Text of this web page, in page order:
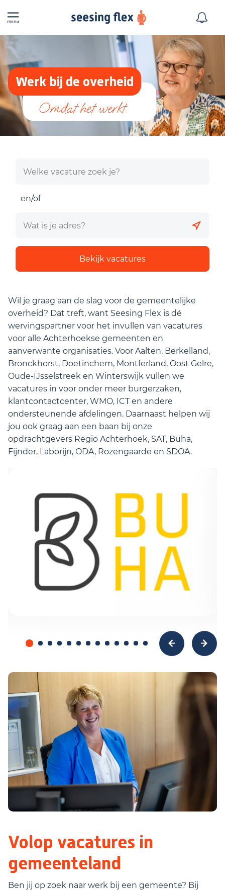
Werk bij de overheid
en/of
Bekijk vacatures
Wil je graag aan de slag voor de gemeentelijke
overheid? Dat treft, want Seesing Flex is dé
wervingspartner voor het invullen van vacatures
voor alle Achterhoekse gemeenten en
aanverwante organisaties. Voor Aalten, Berkelland,
Bronckhorst, Doetinchem, Montferland, Oost Gelre,
Oude-IJsselstreek en Winterswijk vullen we
vacatures in voor onder meer burgerzaken,
klantcontactcenter, WMO, ICT en andere
ondersteunende afdelingen. Daarnaast helpen wij
jou ook graag aan een baan bij onze
opdrachtgevers Regio Achterhoek, SAT, Buha,
Fijnder, Laborijn, ODA, Rozengaarde en SDOA.
Volop vacatures in
gemeenteland
Ben jij op zoek naar werk bij een gemeente? Bij